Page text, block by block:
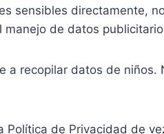
sensibles directamente,
manejo de datos
recopilar datos de niños.
Política de Privacidad de